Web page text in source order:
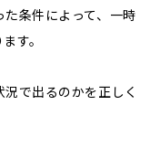
条件によって、一時
す。
で出るのかを正しく